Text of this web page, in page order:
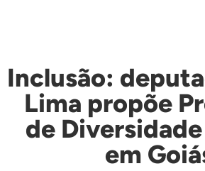
Inclusão:
Lima propõe
de
em